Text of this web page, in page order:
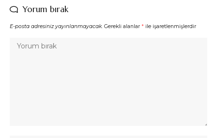
Yorum bırak
E-posta adresiniz yayınlanmayacak. Gerekli alanlar * ile işaretlenmişlerdir